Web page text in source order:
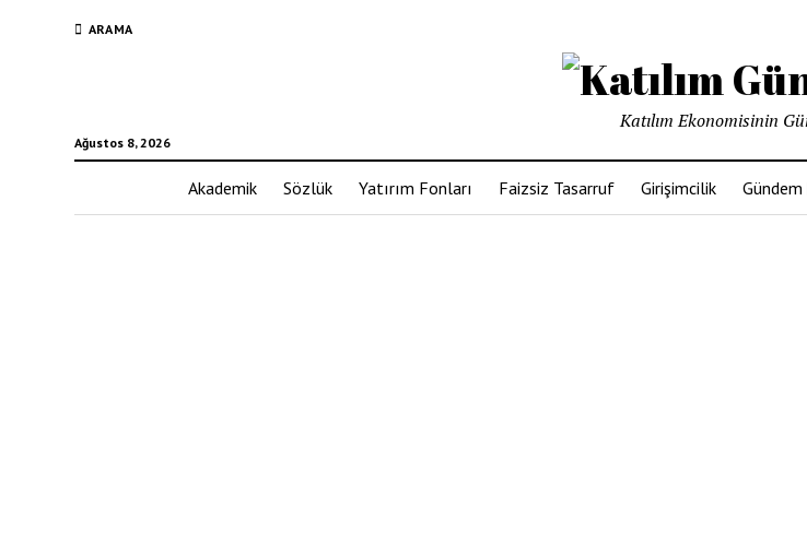
ARAMA
Ağustos 8, 2026
Katılım Ekonomisinin
Akademik Sözlük Yatırım Fonları Faizsiz Tasarruf Girişimcilik Gündem